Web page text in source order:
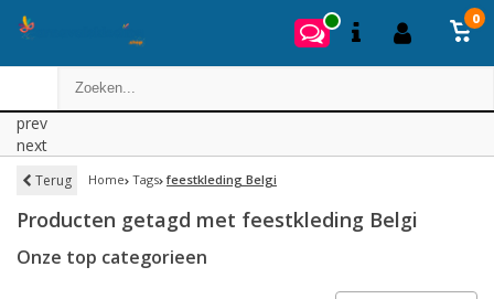
0
prev
next
Terug Home Tags feestkleding Belgi
Producten getagd met feestkleding Belgi
Onze top categorieen